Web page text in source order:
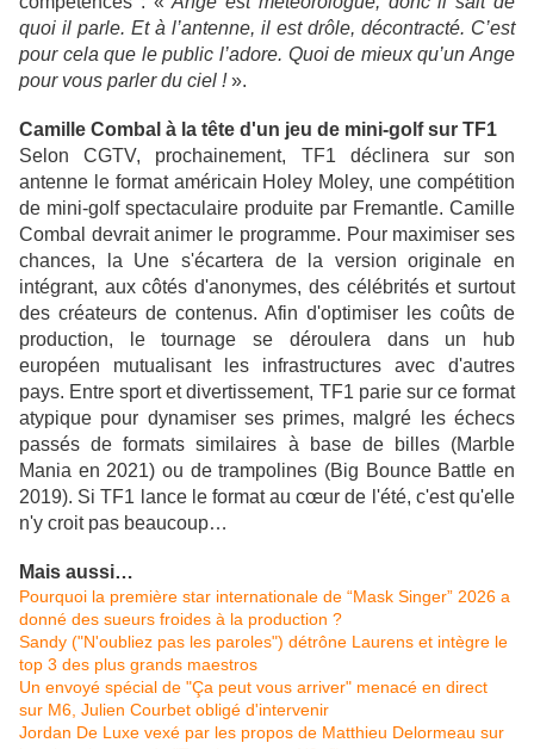
quoi il parle. Et à l’antenne, il est drôle, décontracté. C’est
pour cela que le public l’adore. Quoi de mieux qu’un Ange
pour vous parler du ciel !».
Camille Combal à la tête d'un jeu de mini-golf sur TF1
Selon CGTV, prochainement, TF1 déclinera sur son
antenne le format américain Holey Moley, une compétition
de mini-golf spectaculaire produite par Fremantle. Camille
Combal devrait animer le programme. Pour maximiser ses
chances, la Une s'écartera de la version originale en
intégrant, aux côtés d'anonymes, des célébrités et surtout
des créateurs de contenus. Afin d'optimiser les coûts de
production, le tournage se déroulera dans un hub
européen mutualisant les infrastructures avec d'autres
pays. Entre sport et divertissement, TF1 parie sur ce format
atypique pour dynamiser ses primes, malgré les échecs
passés de formats similaires à base de billes (Marble
Mania en 2021) ou de trampolines (Big Bounce Battle en
2019). Si TF1 lance le format au cœur de l'été, c'est qu'elle
n'y croit pas beaucoup…
Mais aussi…
Pourquoi la première star internationale de “Mask Singer” 2026 a
donné des sueurs froides à la production ?
Sandy ("N'oubliez pas les paroles") détrône Laurens et intègre le
top 3 des plus grands maestros
Un envoyé spécial de "Ça peut vous arriver" menacé en direct
sur M6, Julien Courbet obligé d'intervenir
Jordan De Luxe vexé par les propos de Matthieu Delormeau sur